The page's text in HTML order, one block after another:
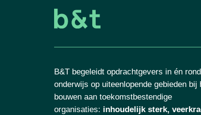
B&T begeleidt opdrachtgevers in én
onderwijs op uiteenlopende gebieden bij
bouwen aan toekomstbestendige
organisaties: inhoudelijk sterk,